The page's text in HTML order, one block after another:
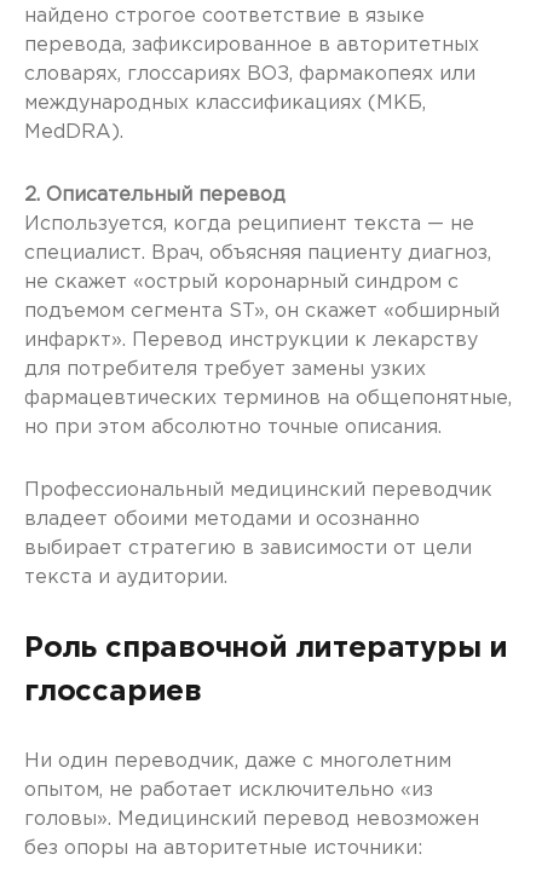
найдено строгое соответствие в языке
перевода, зафиксированное в авторитетных
словарях, глоссариях ВОЗ, фармакопеях или
международных классификациях (МКБ,
MedDRA).
2. Описательный перевод
Используется, когда реципиент текста — не
специалист. Врач, объясняя пациенту диагноз,
не скажет «острый коронарный синдром с
подъемом сегмента ST», он скажет «обширный
инфаркт». Перевод инструкции к лекарству
для потребителя требует замены узких
фармацевтических терминов на общепонятные,
но при этом абсолютно точные описания.
Профессиональный медицинский переводчик
владеет обоими методами и осознанно
выбирает стратегию в зависимости от цели
текста и аудитории.
Роль справочной литературы и
глоссариев
Ни один переводчик, даже с многолетним
опытом, не работает исключительно «из
головы». Медицинский перевод невозможен
без опоры на авторитетные источники: